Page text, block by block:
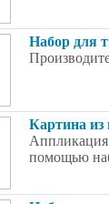
Набор для
Картина из
Аппликация
помощью